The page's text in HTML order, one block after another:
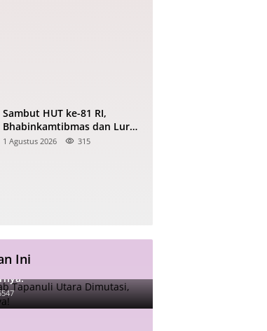
Sambut HUT ke-81 RI,
Bhabinkamtibmas dan Lurah
Pematang Marihat Ajak
1 Agustus 2026 315
Ini
Tapanuli Utara Dimutasi,